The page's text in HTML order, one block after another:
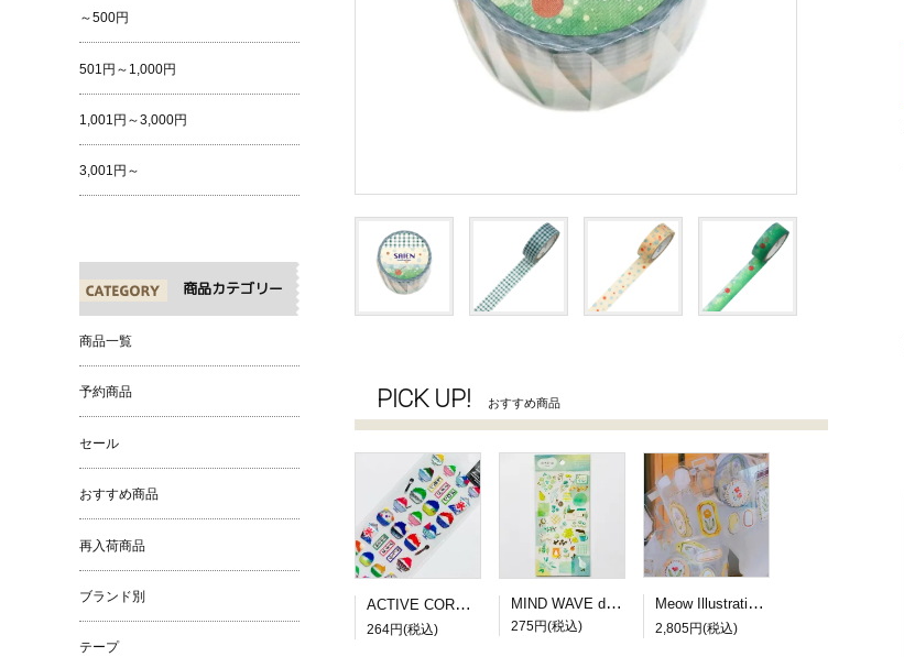
PICK UP! おすすめ商品
ACTIVE CORPORATION 夏柄ドロップシール かき氷
264円(税込)
MIND WAVE dewdrop sticker green
275円(税込)
Meow Illustration PETロールシール Frames
2,805円(税込)
～500円
501円～1,000円
1,001円～3,000円
3,001円～
商品カテゴリー
商品一覧
予約商品
セール
おすすめ商品
再入荷商品
ブランド別
テープ